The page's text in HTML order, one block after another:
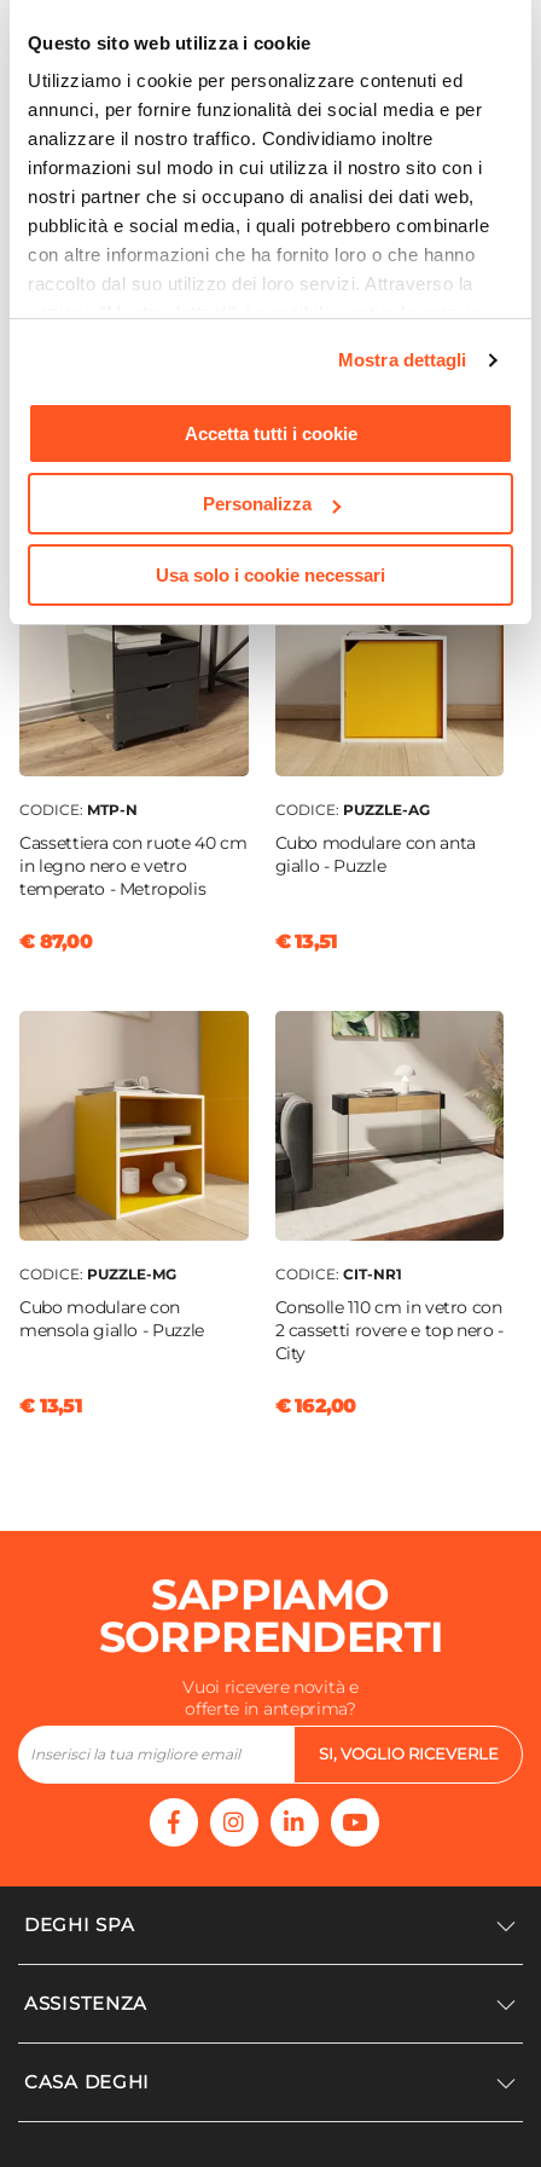
Questo sito web utilizza i cookie
Utilizziamo i cookie per personalizzare contenuti ed
annunci, per fornire funzionalità dei social media e per
analizzare il nostro traffico. Condividiamo inoltre
informazioni sul modo in cui utilizza il nostro sito con i
nostri partner che si occupano di analisi dei dati web,
pubblicità e social media, i quali potrebbero combinarle
con altre informazioni che ha fornito loro o che hanno
raccolto dal suo utilizzo dei loro servizi. Attraverso la
momento. Per maggiori informazioni si invita a leggere la
Mostra dettagli
Accetta tutti i cookie
Personalizza
Usa solo i cookie necessari
Dimensioni
Dimensioni Base
Ø 55 cm
Caratteristiche
Ruote in nylon|Schienale traspirante|Seduta
Imbottita
Meccanismi
Materiale Schienale
Materiale Seduta
Schiuma poliuretanica
Materiale Basamento
Polipropilene
Altezza Seduta Massima
53,5 cm
41,5 cm
Altezza Massima
97,5 cm
85,5 cm
120 Kg
Ruote
Assemblato
temperato con ripiani e
cassetti nero e rovere - City
€ 246,00
arancione e gambe in
metallo nero - Cuky
€ 117,00
CODICE: MTP-N
Cassettiera con ruote 40 cm
in legno nero e vetro
temperato - Metropolis
€ 87,00
CODICE: PUZZLE-AG
Cubo modulare con anta
giallo - Puzzle
€ 13,51
CODICE: PUZZLE-MG
Cubo modulare con
mensola giallo - Puzzle
€ 13,51
CODICE: CIT-NR1
Consolle 110 cm in vetro con
2 cassetti rovere e top nero -
City
€ 162,00
SAPPIAMO
SORPRENDERTI
Vuoi ricevere novità e
offerte in anteprima?
SI, VOGLIO RICEVERLE
DEGHI SPA
Accedi/Registrati
ASSISTENZA
Supporto
CASA DEGHI